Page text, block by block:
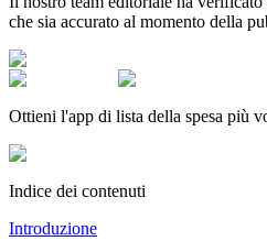
che sia accurato al momento della
Ottieni l'app di lista della spesa più
Indice dei contenuti
Introduzione